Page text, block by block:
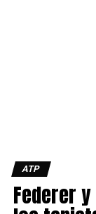
ATP
Federer